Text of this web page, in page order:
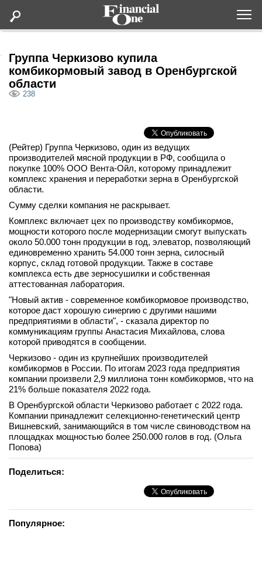
Статьи
Lifestyle
Мероприятия
Новости
Интервью
вконтакте
телеграм
Стать автором
Вход
Группа Черкизово купила
комбикормовый завод в Оренбургской
области
238
(Рейтер) Группа Черкизово, один из ведущих
производителей мясной продукции в РФ, сообщила о
покупке 100% ООО Вента-Ойл, которому принадлежит
комплекс хранения и переработки зерна в Оренбургской
области.
Сумму сделки компания не раскрывает.
Комплекс включает цех по производству комбикормов,
мощности которого после модернизации смогут выпускать
около 50.000 тонн продукции в год, элеватор, позволяющий
единовременно хранить 54.000 тонн зерна, силосный
корпус, склад готовой продукции. Также в составе
комплекса есть две зерносушилки и собственная
аттестованная лаборатория.
"Новый актив - современное комбикормовое производство,
которое даст хорошую синергию с другими нашими
предприятиями в области", - сказала директор по
коммуникациям группы Анастасия Михайлова, слова
которой приводятся в сообщении.
Черкизово - один из крупнейших производителей
комбикормов в России. По итогам 2023 года предприятия
компании произвели 2,9 миллиона тонн комбикормов, что на
21% больше показателя 2022 года.
В Оренбургской области Черкизово работает с 2022 года.
Компании принадлежит селекционно-генетический центр
Вишневский, занимающийся в том числе свиноводством на
площадках мощностью более 250.000 голов в год. (Ольга
Попова)
Поделиться:
Популярное: